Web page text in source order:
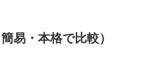
易・本格で比較）